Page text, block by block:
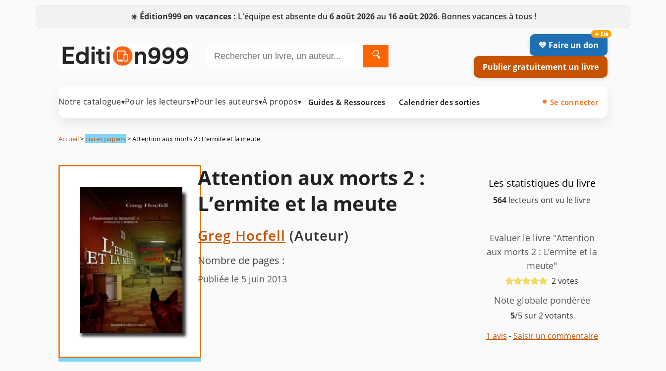
☀️ Édition999 en vacances : L'équipe est absente du 6 août 2026au 16 août 2026. Bonnes vacances à tous !
🔍
💛 Faire un don
Publier gratuitement un livre
Notre catalogue▾Pour les lecteurs▾Pour les auteurs▾À propos▾ Guides & Ressources Calendrier des sorties Se connecter
Accueil> Livres papiers> Attention aux morts 2 : L’ermite et la meute
Attention aux morts 2 :
L’ermite et la meute
Greg Hocfell (Auteur)
Nombre de pages :
Publiée le 5 juin 2013
Les statistiques du livre
564 lecteurs ont vu le livre
Evaluer le livre "Attention
aux morts 2 : L’ermite et la
meute"
2 votes
Note globale pondérée
5/5 sur 2 votants
1 avis -Saisir un commentaire